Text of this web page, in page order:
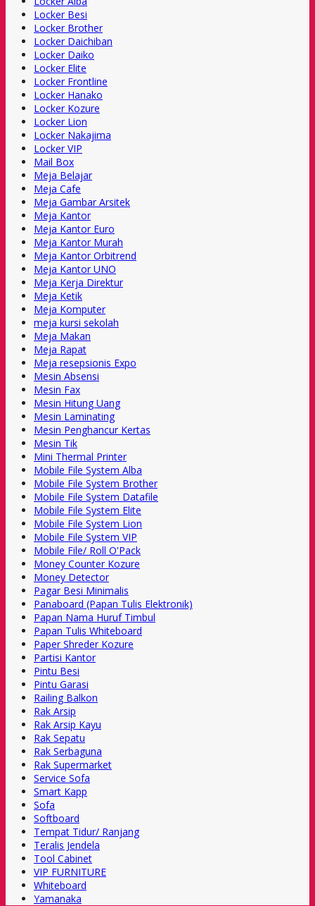
Locker Besi
Locker Brother
Locker Daichiban
Locker Daiko
Locker Elite
Locker Frontline
Locker Hanako
Locker Kozure
Locker Lion
Locker Nakajima
Locker VIP
Mail Box
Meja Belajar
Meja Cafe
Meja Gambar Arsitek
Meja Kantor
Meja Kantor Euro
Meja Kantor Murah
Meja Kantor Orbitrend
Meja Kantor UNO
Meja Kerja Direktur
Meja Ketik
Meja Komputer
meja kursi sekolah
Meja Makan
Meja Rapat
Meja resepsionis Expo
Mesin Absensi
Mesin Fax
Mesin Hitung Uang
Mesin Laminating
Mesin Penghancur Kertas
Mesin Tik
Mini Thermal Printer
Mobile File System Alba
Mobile File System Brother
Mobile File System Datafile
Mobile File System Elite
Mobile File System Lion
Mobile File System VIP
Mobile File/ Roll O'Pack
Money Counter Kozure
Money Detector
Pagar Besi Minimalis
Panaboard (Papan Tulis Elektronik)
Papan Nama Huruf Timbul
Papan Tulis Whiteboard
Paper Shreder Kozure
Partisi Kantor
Pintu Besi
Pintu Garasi
Railing Balkon
Rak Arsip
Rak Arsip Kayu
Rak Sepatu
Rak Serbaguna
Rak Supermarket
Service Sofa
Smart Kapp
Sofa
Softboard
Tempat Tidur/ Ranjang
Teralis Jendela
Tool Cabinet
VIP FURNITURE
Whiteboard
Yamanaka